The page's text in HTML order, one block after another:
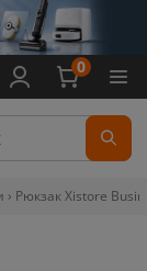
0
Рюкзак Xistore